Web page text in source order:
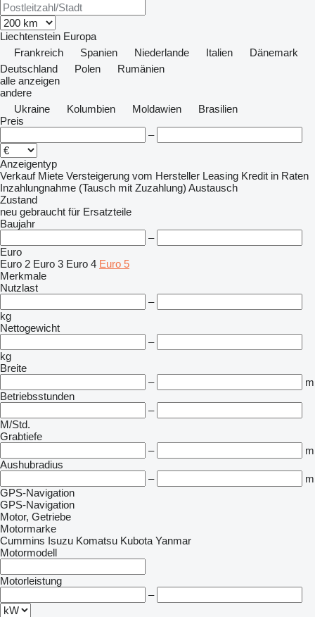
Liechtenstein Europa
Frankreich
Spanien Niederlande Italien
Dänemark
Deutschland
Polen
Rumänien
alle anzeigen
andere
Ukraine
Kolumbien Moldawien
Brasilien
Preis
–
Anzeigentyp
Verkauf Miete Versteigerung vom Hersteller Leasing Kredit in Raten
Inzahlungnahme (Tausch mit Zuzahlung) Austausch
Zustand
neu gebraucht für Ersatzteile
Baujahr
–
Euro
Euro 2 Euro 3 Euro 4 Euro 5
Merkmale
Nutzlast
–
kg
Nettogewicht
–
kg
Breite
–
m
Betriebsstunden
–
M/Std.
Grabtiefe
–
m
Aushubradius
–
m
GPS-Navigation
GPS-Navigation
Motor, Getriebe
Motormarke
Cummins Isuzu Komatsu Kubota Yanmar
Motormodell
Motorleistung
–